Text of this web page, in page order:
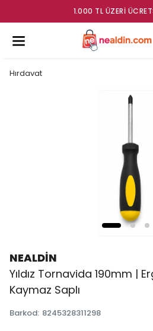
1.000 TL ÜZERI ÜCRETSIZ KARGO
Hırdavat
NEALDİN
Yıldız Tornavida 190mm |
Kaymaz Saplı
Barkod: 8245328311298